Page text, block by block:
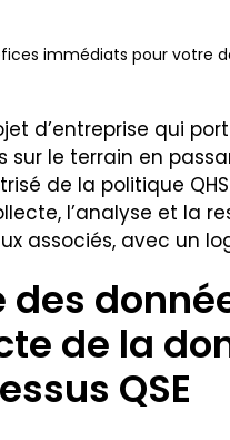
immédiats pour votre
d’entreprise qui
le terrain en
de la politique
l’analyse et la
associés, avec un
de la
QSE